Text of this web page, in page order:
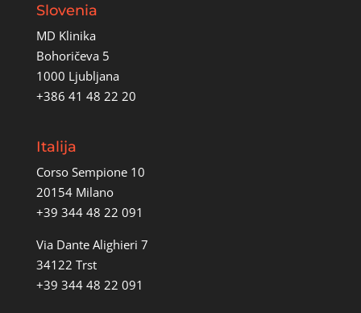
Slovenia
MD Klinika
Bohoričeva 5
1000 Ljubljana
+386 41 48 22 20
Italija
Corso Sempione 10
20154 Milano
+39 344 48 22 091
Via Dante Alighieri 7
34122 Trst
+39 344 48 22 091